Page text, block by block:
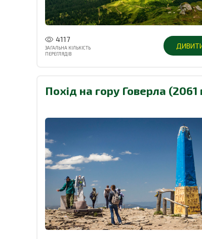
4117
ЗАГАЛЬНА КІЛЬКІСТЬ
ПЕРЕГЛЯДІВ
Похід на гору Говерла (2061